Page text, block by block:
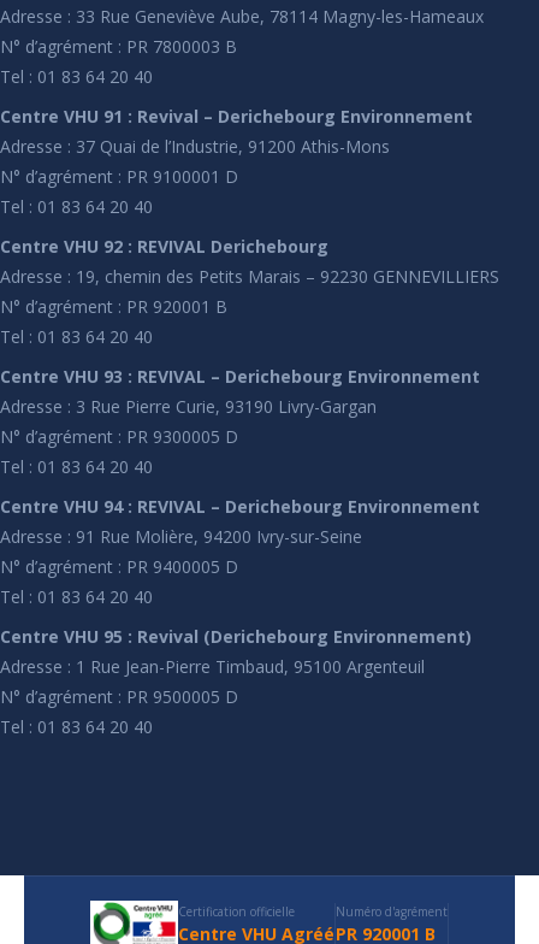
Adresse : 33 Rue Geneviève Aube, 78114 Magny-les-Hameaux
N° d’agrément : PR 7800003 B
Tel : 01 83 64 20 40
Centre VHU 91 : Revival – Derichebourg Environnement
Adresse : 37 Quai de l’Industrie, 91200 Athis-Mons
N° d’agrément : PR 9100001 D
Tel : 01 83 64 20 40
Centre VHU 92 : REVIVAL Derichebourg
Adresse : 19, chemin des Petits Marais – 92230 GENNEVILLIERS
N° d’agrément : PR 920001 B
Tel : 01 83 64 20 40
Centre VHU 93 : REVIVAL – Derichebourg Environnement
Adresse : 3 Rue Pierre Curie, 93190 Livry-Gargan
N° d’agrément : PR 9300005 D
Tel : 01 83 64 20 40
Centre VHU 94 : REVIVAL – Derichebourg Environnement
Adresse : 91 Rue Molière, 94200 Ivry-sur-Seine
N° d’agrément : PR 9400005 D
Tel : 01 83 64 20 40
Centre VHU 95 : Revival (Derichebourg Environnement)
Adresse : 1 Rue Jean-Pierre Timbaud, 95100 Argenteuil
N° d’agrément : PR 9500005 D
Tel : 01 83 64 20 40
Certification officielle
Centre VHU Agréé
Numéro d'agrément
PR 920001 B